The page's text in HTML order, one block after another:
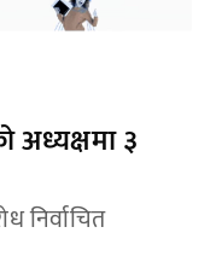
अध्यक्षमा ३
निर्वाचित